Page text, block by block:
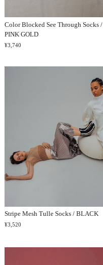
Color Blocked See Through Socks /
PINK GOLD
¥3,740
Stripe Mesh Tulle Socks / BLACK
¥3,520